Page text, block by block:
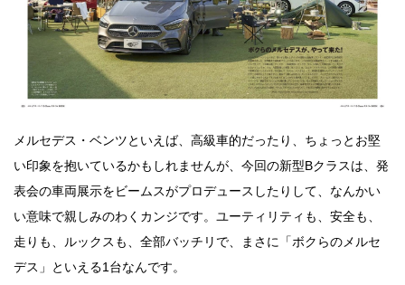
メルセデス・ベンツといえば、高級車的だったり、ちょっとお堅
い印象を抱いているかもしれませんが、今回の新型Bクラスは、発
表会の車両展示をビームスがプロデュースしたりして、なんかい
い意味で親しみのわくカンジです。ユーティリティも、安全も、
走りも、ルックスも、全部バッチリで、まさに「ボクらのメルセ
デス」といえる1台なんです。